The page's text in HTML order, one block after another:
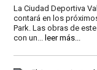
La Ciudad Deportiva
contará en los
Park. Las obras de
con un... leer más...